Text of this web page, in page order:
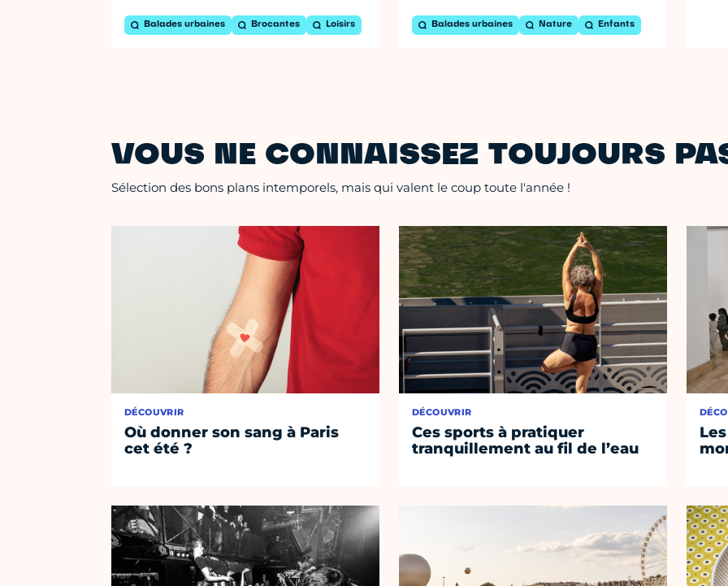
Balades urbaines Brocantes Loisirs Balades urbaines Nature Enfants
VOUS NE CONNAISSEZ TOUJOURS
Sélection des bons plans intemporels, mais qui valent le coup toute l'année !
DÉCOUVRIR
Où donner son sang à Paris
cet été ?
DÉCOUVRIR
Ces sports à pratiquer
tranquillement au fil de l’eau